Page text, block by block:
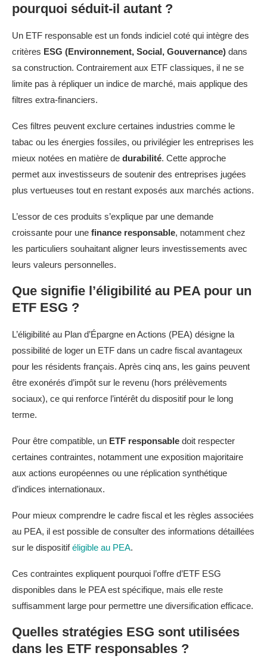
pourquoi séduit-il autant ?
Un ETF responsable est un fonds indiciel coté qui intègre des
critères ESG (Environnement, Social, Gouvernance) dans
sa construction. Contrairement aux ETF classiques, il ne se
limite pas à répliquer un indice de marché, mais applique des
filtres extra-financiers.
Ces filtres peuvent exclure certaines industries comme le
tabac ou les énergies fossiles, ou privilégier les entreprises les
mieux notées en matière de durabilité. Cette approche
permet aux investisseurs de soutenir des entreprises jugées
plus vertueuses tout en restant exposés aux marchés actions.
L’essor de ces produits s’explique par une demande
croissante pour une finance responsable, notamment chez
les particuliers souhaitant aligner leurs investissements avec
leurs valeurs personnelles.
Que signifie l’éligibilité au PEA pour un
ETF ESG ?
L’éligibilité au Plan d’Épargne en Actions (PEA) désigne la
possibilité de loger un ETF dans un cadre fiscal avantageux
pour les résidents français. Après cinq ans, les gains peuvent
être exonérés d’impôt sur le revenu (hors prélèvements
sociaux), ce qui renforce l’intérêt du dispositif pour le long
terme.
Pour être compatible, un ETF responsable doit respecter
certaines contraintes, notamment une exposition majoritaire
aux actions européennes ou une réplication synthétique
d’indices internationaux.
Pour mieux comprendre le cadre fiscal et les règles associées
au PEA, il est possible de consulter des informations détaillées
sur le dispositiféligible au PEA.
Ces contraintes expliquent pourquoi l’offre d’ETF ESG
disponibles dans le PEA est spécifique, mais elle reste
suffisamment large pour permettre une diversification efficace.
Quelles stratégies ESG sont utilisées
dans les ETF responsables ?